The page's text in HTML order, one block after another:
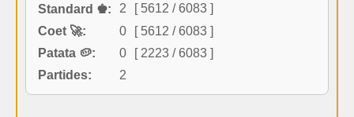
Standard ♚: 2
[ 5612 / 6083 ]
Coet 🚀:
0
[ 5612 / 6083 ]
Patata 🥔:
0
[ 2223 / 6083 ]
Partides:
2